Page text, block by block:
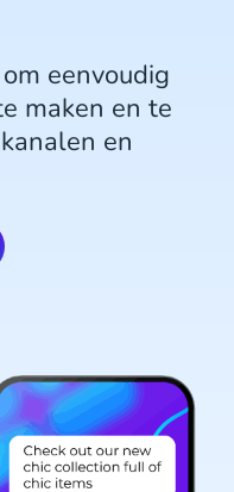
eenvoudig
maken en te
en